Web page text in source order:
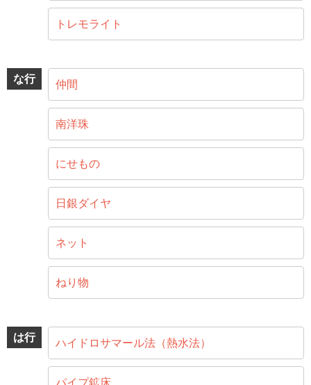
トレモライト
な行 仲間
南洋珠
にせもの
日銀ダイヤ
ネット
ねり物
は行 ハイドロサマール法（熱水法）
パイプ鉱床